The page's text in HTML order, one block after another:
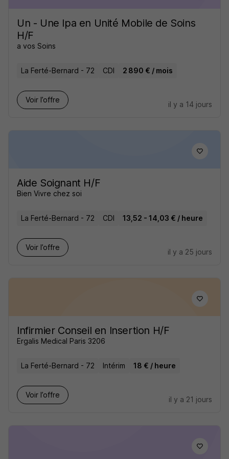
Un - Une Ipa en Unité Mobile de Soins
H/F
a vos Soins
La Ferté-Bernard - 72 CDI 2 890 € / mois
Voir l’offre
il y a 14 jours
Aide Soignant H/F
Bien Vivre chez soi
La Ferté-Bernard - 72 CDI 13,52 - 14,03 € / heure
Voir l’offre
il y a 25 jours
Infirmier Conseil en Insertion H/F
Ergalis Medical Paris 3206
La Ferté-Bernard - 72 Intérim 18 € / heure
Voir l’offre
il y a 21 jours